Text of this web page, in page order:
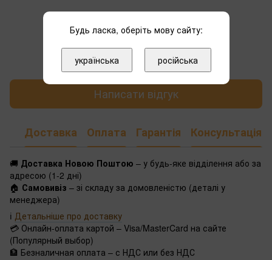
Додайте перший відгук
Написати відгук
Доставка Оплата Гарантія Консультація
🚚 Доставка Новою Поштою – у будь-яке відділення або за
адресою (1-2 дні)
🏠 Самовивіз – зі складу за домовленістю (деталі у
менеджера)
ℹ️ Детальніше про доставку
💳 Онлайн-оплата картой – Visa/MasterCard на сайте
(Популярный выбор)
🏦 Безналичная оплата – с НДС или без НДС
Будь ласка, оберіть мову сайту:
українська російська